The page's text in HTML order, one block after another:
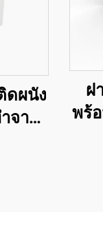
ดผนัง
จาก
ฝ
พร้